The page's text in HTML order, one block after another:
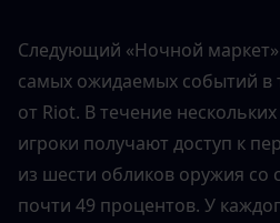
Следующий «Ночной
самых ожидаемых событий в
от Riot. В течение
игроки получают доступ к
из шести обликов оружия со
почти 49 процентов. У